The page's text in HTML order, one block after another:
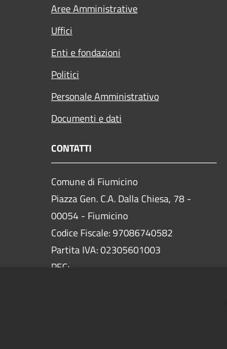
Aree Amministrative
Uffici
Enti e fondazioni
Politici
Personale Amministrativo
Documenti e dati
CONTATTI
Comune di Fiumicino
Piazza Gen. C.A. Dalla Chiesa, 78 -
00054 - Fiumicino
Codice Fiscale: 97086740582
Partita IVA: 02305601003
PEC: